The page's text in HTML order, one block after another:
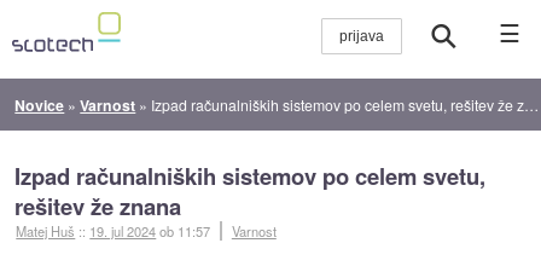
☰
Novice »Varnost » Izpad računalniških sistemov po celem svetu, rešitev že znana
Izpad računalniških sistemov po celem svetu,
rešitev že znana
Matej Huš :: 19. jul 2024ob 11:57 Varnost